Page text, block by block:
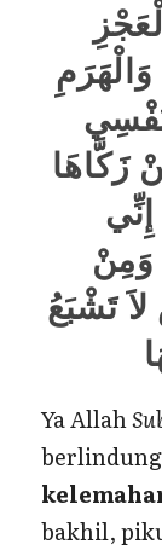
زَكَّاهَا
وَمِنْ
تَشْبَعُ
Ya Allah
bakhil,